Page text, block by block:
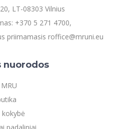
LT-08303 Vilnius
+370 5 271 4700,
priimamasis roffice@mruni.eu
nuorodos